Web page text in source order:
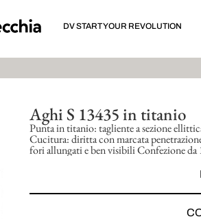
DV START YOUR REVOLUTION
Aghi S 13435 in titanio
Punta in titanio: tagliente a sezione
Cucitura: diritta con marcata
fori allungati e ben visibili Confezione da